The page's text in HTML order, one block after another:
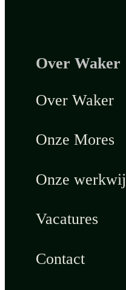
Over Waker
Over Waker
Onze Mores
Onze
Vacatures
Contact